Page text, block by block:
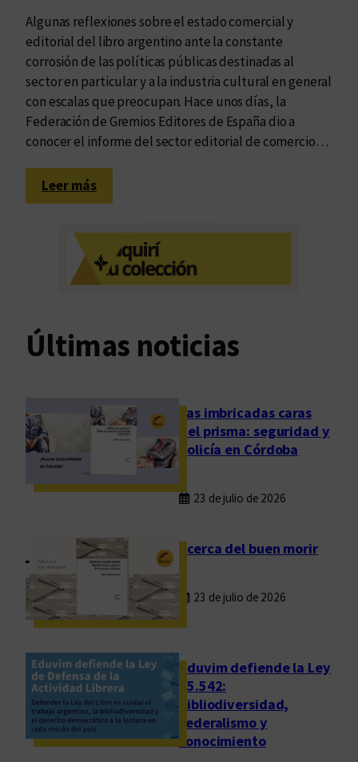
Algunas reflexiones sobre el estado comercial y
editorial del libro argentino ante la constante
corrosión de las políticas públicas destinadas al
sector en particular y a la industria cultural en general
con escalas que preocupan. Hace unos días, la
Federación de Gremios Editores de España dio a
conocer el informe del sector editorial de comercio…
Leer más:
L
a
í
d
e
n
s
l
i
o
e
n
A
r
g
Últimas noticias
Las imbricadas caras
del prisma: seguridad y
policía en Córdoba
23 de julio de 2026
Acerca del buen morir
23 de julio de 2026
Eduvim defiende la Ley
25.542:
bibliodiversidad,
federalismo y
conocimiento